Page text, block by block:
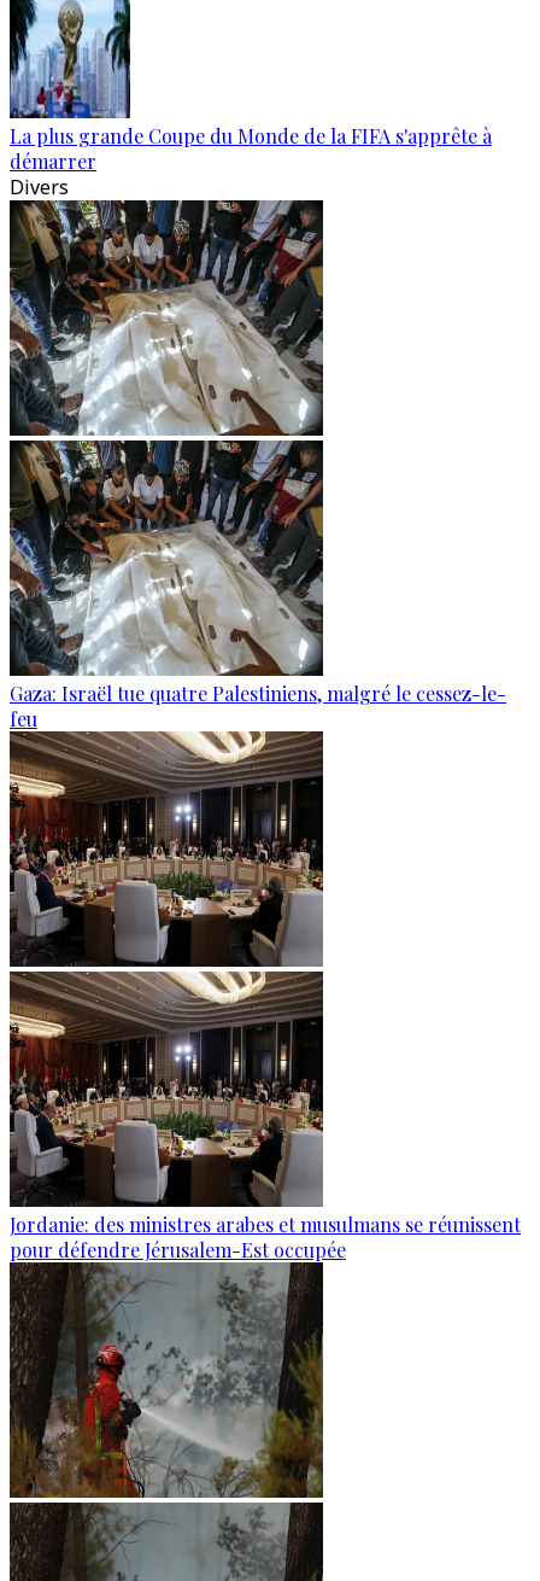
La plus grande Coupe du Monde de la FIFA s'apprête à
démarrer
Divers
Gaza: Israël tue quatre Palestiniens, malgré le cessez-le-
feu
Jordanie: des ministres arabes et musulmans se réunissent
pour défendre Jérusalem-Est occupée